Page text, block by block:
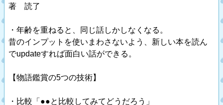
著 読了
・年齢を重ねると、同じ話しかしなくなる。
昔のインプットを使いまわさないよう、新しい本を読ん
でupdateすれば面白い話ができる。
【物語鑑賞の5つの技術】
・比較「●●と比較してみてどうだろう」